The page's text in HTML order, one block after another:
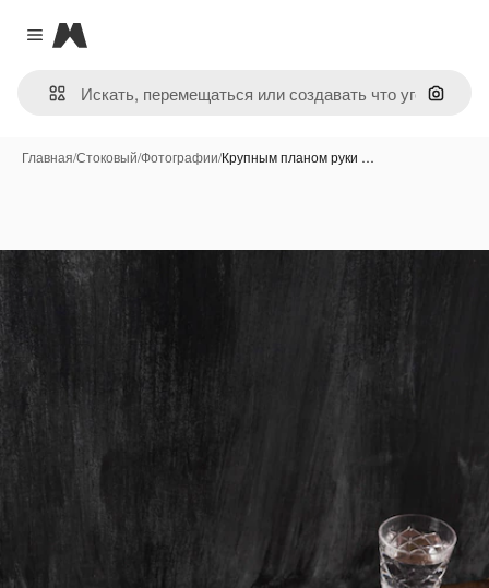
Close menu
Magnific
Поиск
Главная/Стоковый/Фотографии/Крупным планом руки …